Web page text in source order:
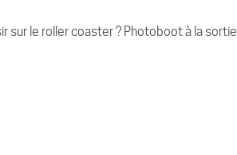
sur le roller coaster ? Photoboot à la sortie